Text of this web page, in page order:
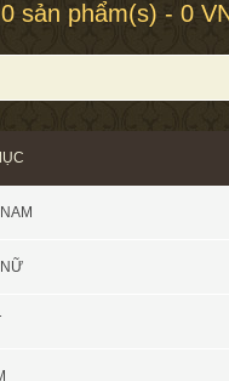
0 sản phẩm(s) - 0